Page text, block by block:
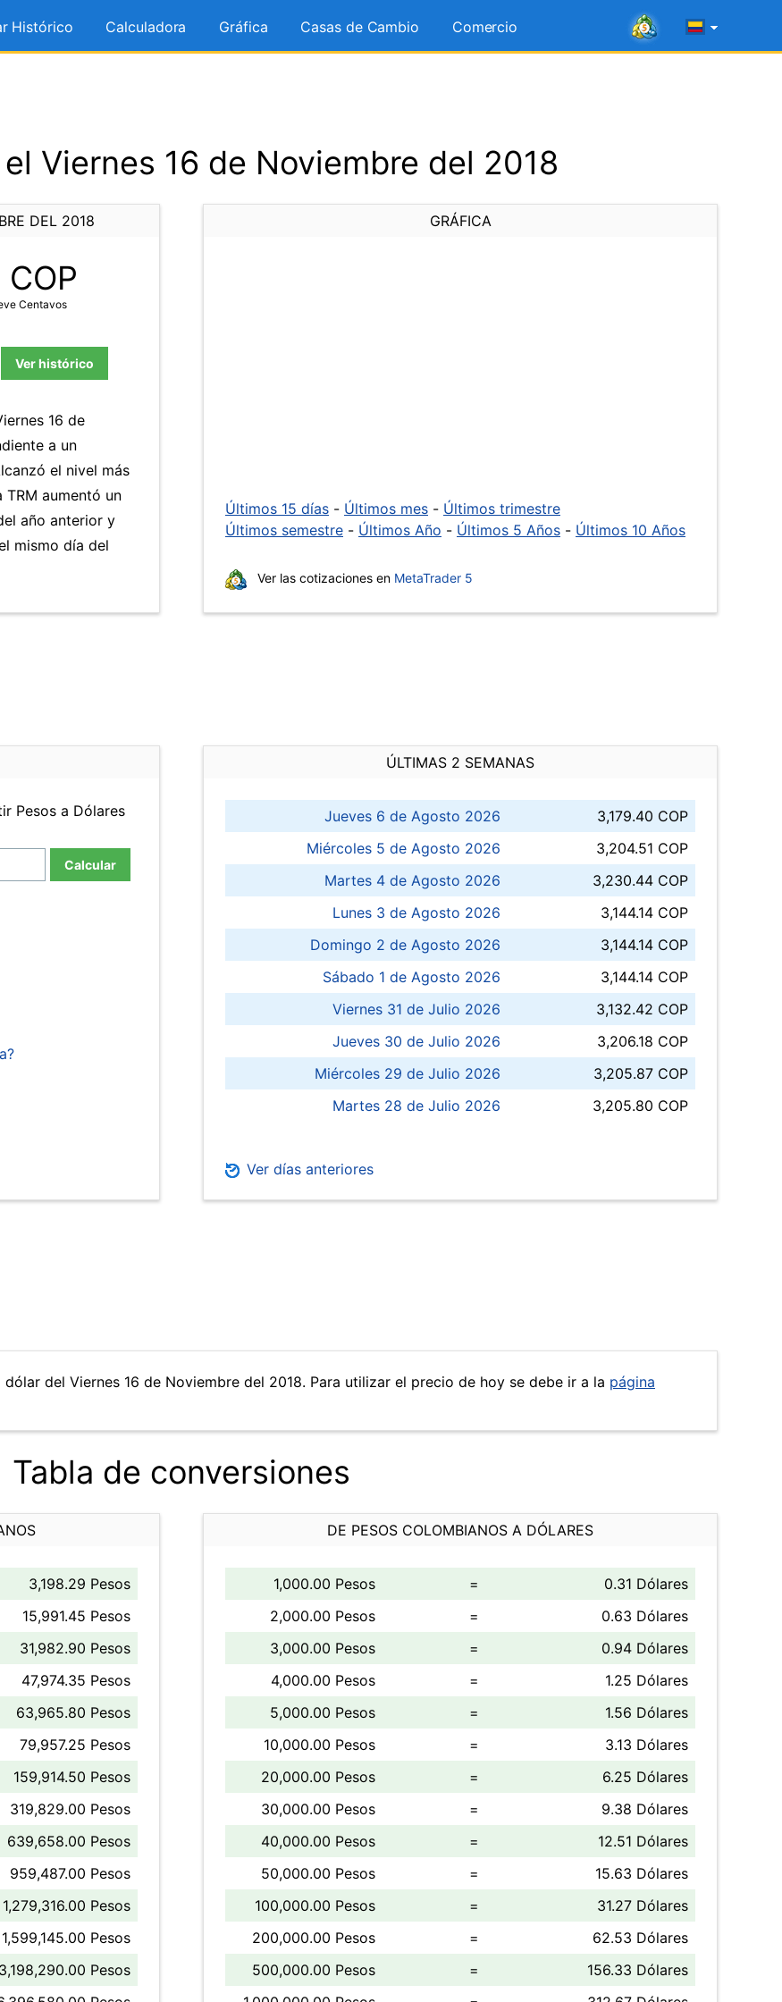
Histórico Calculadora Gráfica Casas de Cambio Comercio
Viernes 16 de Noviembre del 2018
DEL 2018
COP
Centavos
Ver histórico
16 de
a un
el nivel más
TRM aumentó un
año anterior y
mismo día del
GRÁFICA
Últimos 15 días - Últimos mes - Últimos trimestre
Últimos semestre - Últimos Año - Últimos 5 Años - Últimos 10 Años
Ver las cotizaciones en MetaTrader 5
Pesos a Dólares
Calcular
ÚLTIMAS 2 SEMANAS
Jueves 6 de Agosto 2026
3,179.40 COP
Miércoles 5 de Agosto 2026
3,204.51 COP
Martes 4 de Agosto 2026
3,230.44 COP
Lunes 3 de Agosto 2026
3,144.14 COP
Domingo 2 de Agosto 2026
3,144.14 COP
Sábado 1 de Agosto 2026
3,144.14 COP
Viernes 31 de Julio 2026
3,132.42 COP
Jueves 30 de Julio 2026
3,206.18 COP
Miércoles 29 de Julio 2026
3,205.87 COP
Martes 28 de Julio 2026
3,205.80 COP
Ver días anteriores
del Viernes 16 de Noviembre del 2018. Para utilizar el precio de hoy se debe ir a la página
Tabla de conversiones
3,198.29 Pesos
15,991.45 Pesos
31,982.90 Pesos
47,974.35 Pesos
63,965.80 Pesos
79,957.25 Pesos
159,914.50 Pesos
319,829.00 Pesos
639,658.00 Pesos
959,487.00 Pesos
1,279,316.00 Pesos
1,599,145.00 Pesos
3,198,290.00 Pesos
DE PESOS COLOMBIANOS A DÓLARES
1,000.00 Pesos =
0.31 Dólares
2,000.00 Pesos
=
0.63 Dólares
3,000.00 Pesos
=
0.94 Dólares
4,000.00 Pesos
=
1.25 Dólares
5,000.00 Pesos
=
1.56 Dólares
10,000.00 Pesos
=
3.13 Dólares
20,000.00 Pesos
=
6.25 Dólares
30,000.00 Pesos
=
9.38 Dólares
40,000.00 Pesos
=
12.51 Dólares
50,000.00 Pesos
=
15.63 Dólares
100,000.00 Pesos
=
31.27 Dólares
200,000.00 Pesos
=
62.53 Dólares
500,000.00 Pesos
=
156.33 Dólares